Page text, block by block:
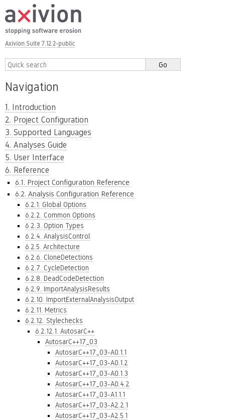
Axivion Suite 7.12.2-public
Navigation
1. Introduction
2. Project Configuration
3. Supported Languages
4. Analyses Guide
5. User Interface
6. Reference
6.1. Project Configuration Reference
6.2. Analysis Configuration Reference
6.2.1. Global Options
6.2.2. Common Options
6.2.3. Option Types
6.2.4. AnalysisControl
6.2.5. Architecture
6.2.6. CloneDetections
6.2.7. CycleDetection
6.2.8. DeadCodeDetection
6.2.9. ImportAnalysisResults
6.2.10. ImportExternalAnalysisOutput
6.2.11. Metrics
6.2.12. Stylechecks
6.2.12.1. AutosarC++
AutosarC++17_03
AutosarC++17_03-A0.1.1
AutosarC++17_03-A0.1.2
AutosarC++17_03-A0.1.3
AutosarC++17_03-A0.4.2
AutosarC++17_03-A1.1.1
AutosarC++17_03-A2.2.1
AutosarC++17_03-A2.5.1